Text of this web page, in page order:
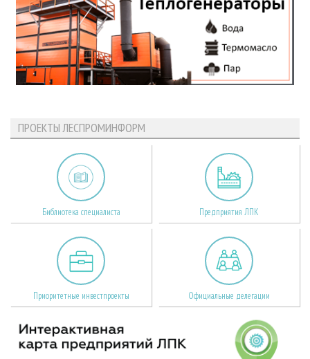
ПРОЕКТЫ ЛЕСПРОМИНФОРМ
Библиотека специалиста Предприятия ЛПК
Приоритетные инвестпроекты Официальные делегации